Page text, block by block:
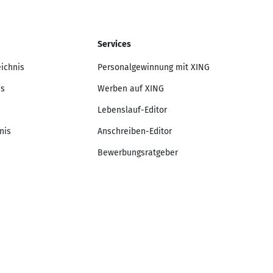
Services
Personalgewinnung mit XING
Werben auf XING
Lebenslauf-Editor
Anschreiben-Editor
Bewerbungsratgeber